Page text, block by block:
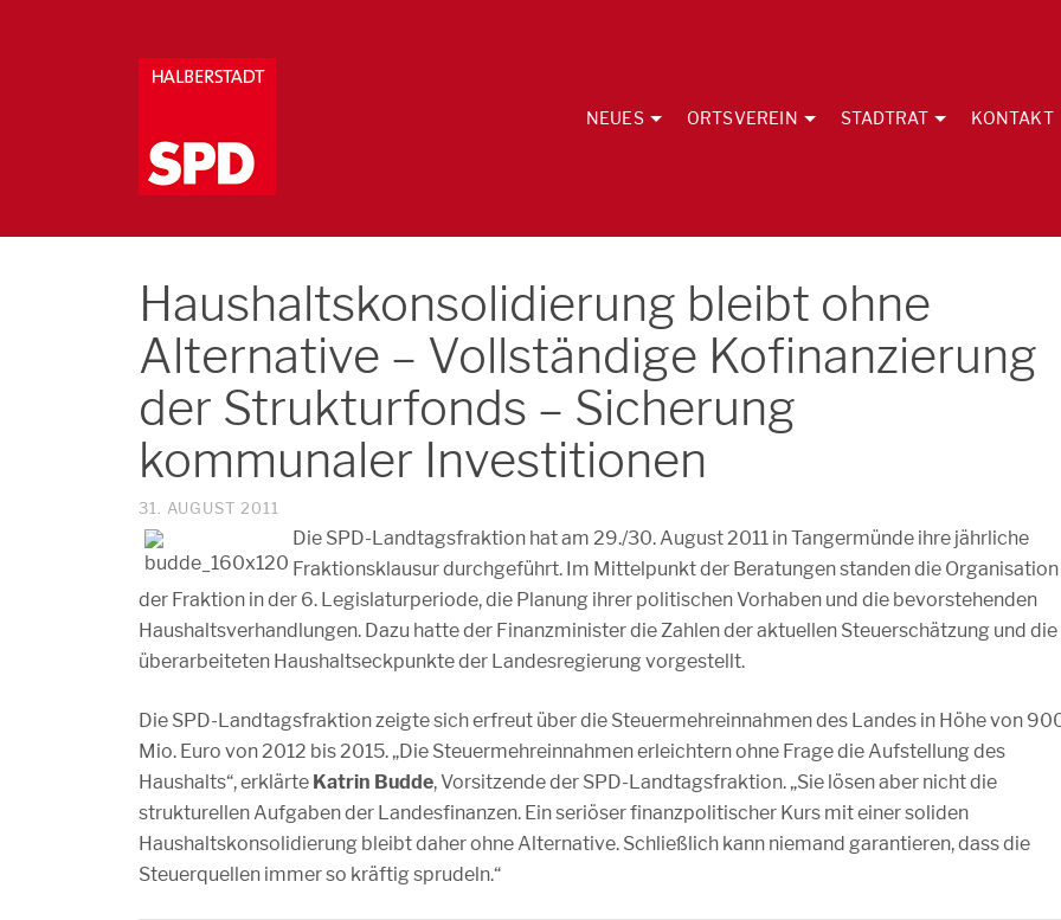
NEUES ORTSVEREIN STADTRAT KONTAKT
Haushaltskonsolidierung bleibt ohne
Alternative – Vollständige Kofinanzierung
der Strukturfonds – Sicherung
kommunaler Investitionen
31. AUGUST 2011
Die SPD-Landtagsfraktion hat am 29./30. August 2011 in Tangermünde ihre jährliche
Fraktionsklausur durchgeführt. Im Mittelpunkt der Beratungen standen die Organisation
der Fraktion in der 6. Legislaturperiode, die Planung ihrer politischen Vorhaben und die bevorstehenden
Haushaltsverhandlungen. Dazu hatte der Finanzminister die Zahlen der aktuellen Steuerschätzung und die
überarbeiteten Haushaltseckpunkte der Landesregierung vorgestellt.
Die SPD-Landtagsfraktion zeigte sich erfreut über die Steuermehreinnahmen des Landes in Höhe von
Mio. Euro von 2012 bis 2015. „Die Steuermehreinnahmen erleichtern ohne Frage die Aufstellung des
Haushalts“, erklärte Katrin Budde, Vorsitzende der SPD-Landtagsfraktion. „Sie lösen aber nicht die
strukturellen Aufgaben der Landesfinanzen. Ein seriöser finanzpolitischer Kurs mit einer soliden
Haushaltskonsolidierung bleibt daher ohne Alternative. Schließlich kann niemand garantieren, dass die
Steuerquellen immer so kräftig sprudeln.“